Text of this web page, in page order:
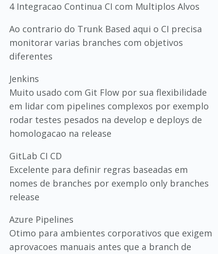
4 Integracao Continua CI com Multiplos Alvos
Ao contrario do Trunk Based aqui o CI precisa
monitorar varias branches com objetivos
diferentes
Jenkins
Muito usado com Git Flow por sua flexibilidade
em lidar com pipelines complexos por exemplo
rodar testes pesados na develop e deploys de
homologacao na release
GitLab CI CD
Excelente para definir regras baseadas em
nomes de branches por exemplo only branches
release
Azure Pipelines
Otimo para ambientes corporativos que exigem
aprovacoes manuais antes que a branch de